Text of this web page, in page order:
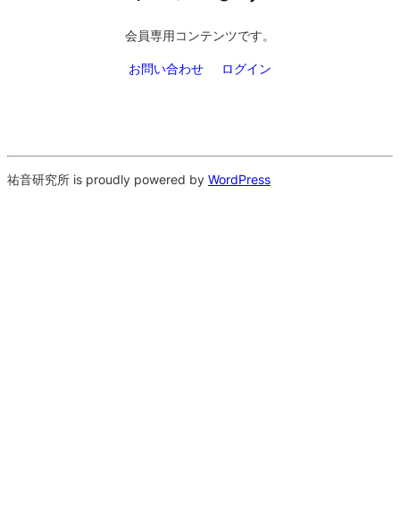
会員専用コンテンツです。
お問い合わせ ログイン
祐音研究所 is proudly powered by WordPress